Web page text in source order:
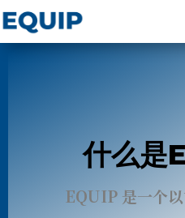
什么是
EQUIP 是一个